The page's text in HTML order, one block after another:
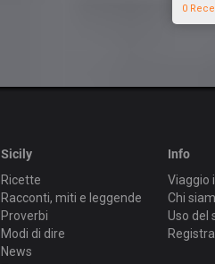
0
Sicily
Ricette
Racconti, miti e leggende
Proverbi
Modi di dire
News
Info
Viaggio
Chi
Uso del